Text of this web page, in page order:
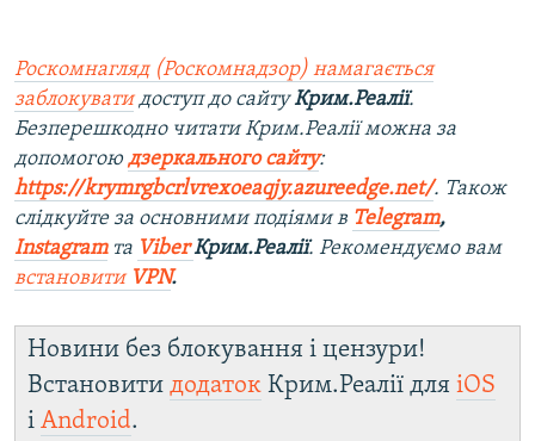
720p 1080p
720p
1080p
Роскомнагляд (Роскомнадзор) намагається
заблокуватидоступ до сайтуКрим.Реалії.
Безперешкодно читати Крим.Реалії можна за
допомогою дзеркального сайту:
https://krymrgbcrlvrexoeaqjy.azureedge.net/. Також
слідкуйте за основними подіями в Telegram,
Instagramта ViberКрим.Реалії. Рекомендуємо вам
встановити VPN.
Новини без блокування і цензури!
Встановити додаток Крим.Реалії для iOS
і Android.